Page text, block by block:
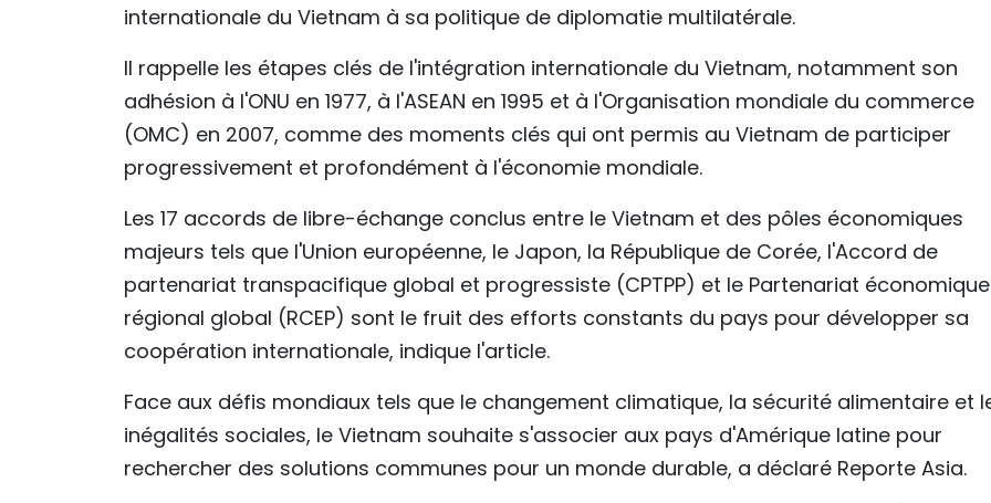
internationale du Vietnam à sa politique de diplomatie multilatérale.
Il rappelle les étapes clés de l'intégration internationale du Vietnam, notamment son
adhésion à l'ONU en 1977, à l'ASEAN en 1995 et à l'Organisation mondiale du commerce
(OMC) en 2007, comme des moments clés qui ont permis au Vietnam de participer
progressivement et profondément à l'économie mondiale.
Les 17 accords de libre-échange conclus entre le Vietnam et des pôles économiques
majeurs tels que l'Union européenne, le Japon, la République de Corée, l'Accord de
partenariat transpacifique global et progressiste (CPTPP) et le Partenariat économique
régional global (RCEP) sont le fruit des efforts constants du pays pour développer sa
coopération internationale, indique l'article.
Face aux défis mondiaux tels que le changement climatique, la sécurité alimentaire et
inégalités sociales, le Vietnam souhaite s'associer aux pays d'Amérique latine pour
rechercher des solutions communes pour un monde durable, a déclaré Reporte Asia.